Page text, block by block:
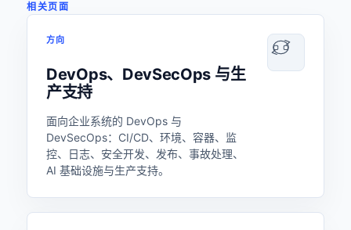
相关页面
方向
DevOps、DevSecOps 与生
产支持
面向企业系统的 DevOps 与
DevSecOps：CI/CD、环境、容器、监
控、日志、安全开发、发布、事故处理、
AI 基础设施与生产支持。